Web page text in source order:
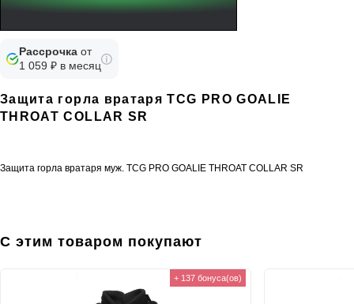
Рассрочка от
1 059 ₽ в месяц
Защита горла вратаря TCG PRO GOALIE
THROAT COLLAR SR
Защита горла вратаря муж. TCG PRO GOALIE THROAT COLLAR SR
С этим товаром покупают
+ 137 бонуса(ов)